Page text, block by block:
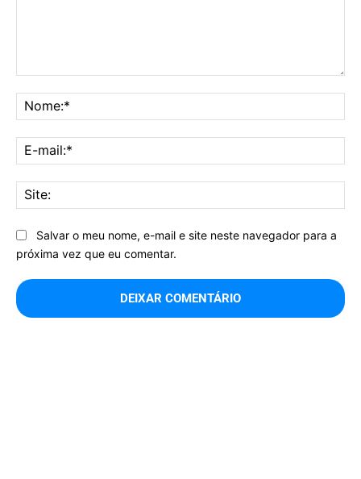
Salvar o meu nome, e-mail e site neste navegador para a
próxima vez que eu comentar.